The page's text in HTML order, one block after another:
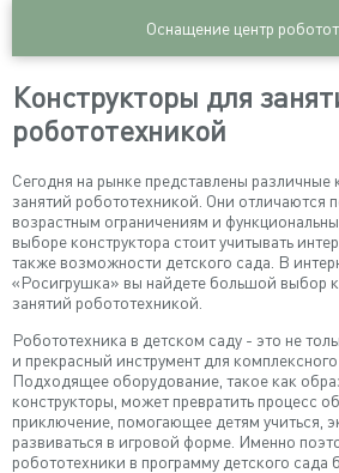
Оснащение центр
Конструкторы для
робототехникой
Сегодня на рынке представлены различные
занятий робототехникой. Они отличаются
возрастным ограничениям и
выборе конструктора стоит учитывать
также возможности детского сада. В
«Росигрушка» вы найдете большой выбор
занятий робототехникой.
Робототехника в детском саду - это не
и прекрасный инструмент для
Подходящее оборудование, такое как
конструкторы, может превратить процесс
приключение, помогающее детям учиться,
развиваться в игровой форме. Именно
робототехники в программу детского сада